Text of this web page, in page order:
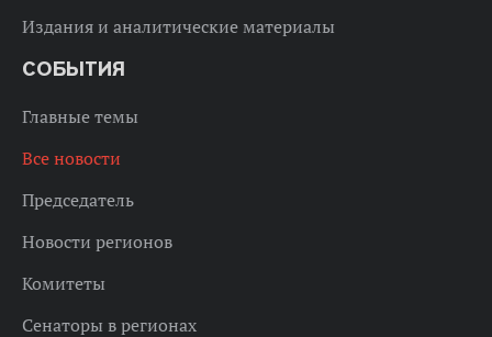
Издания и аналитические материалы
СОБЫТИЯ
Главные темы
Все новости
Председатель
Новости регионов
Комитеты
Сенаторы в регионах